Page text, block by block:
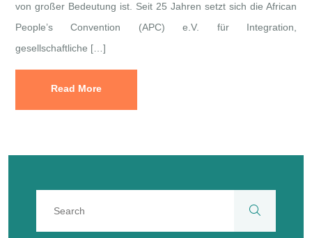
von großer Bedeutung ist. Seit 25 Jahren setzt sich die African
People’s Convention (APC) e.V. für Integration,
gesellschaftliche […]
Read More